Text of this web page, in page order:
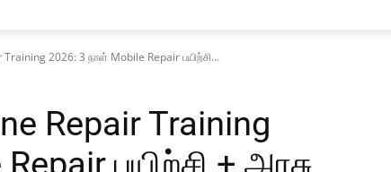
Training 2026: 3 நாள் Mobile Repair பயிற்சி...
Repair Training
பயிற்சி + அரசு